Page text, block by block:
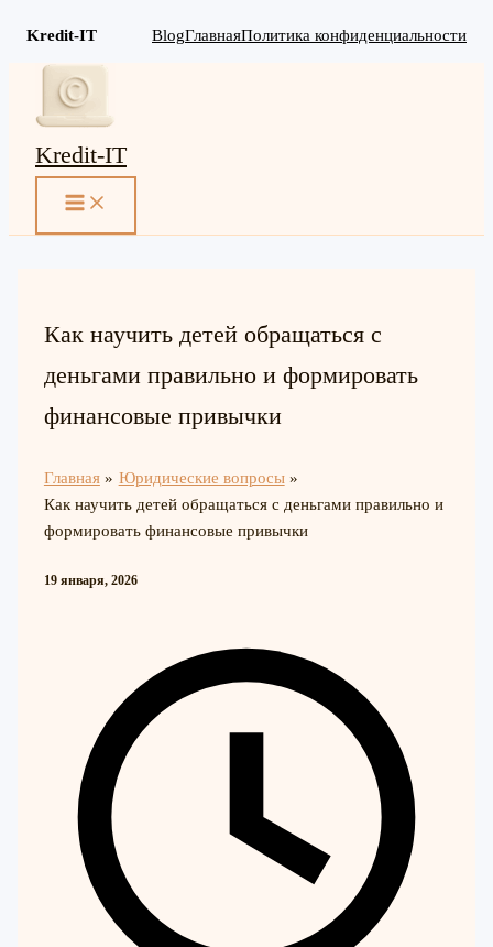
Kredit-IT BlogГлавнаяПолитика конфиденциальности
Перейти
содержимому
Kredit-IT
MAIN
Как научить детей обращаться с
деньгами правильно и формировать
финансовые привычки
Главная
Юридические вопросы
Как научить детей обращаться с деньгами правильно и
формировать финансовые привычки
19 января, 2026